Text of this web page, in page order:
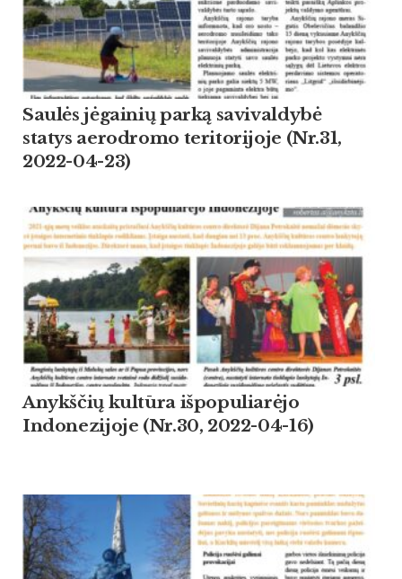
Saulės jėgainių parką savivaldybė
statys aerodromo teritorijoje (Nr.31,
2022-04-23)
Anykščių kultūra išpopuliarėjo
Indonezijoje (Nr.30, 2022-04-16)